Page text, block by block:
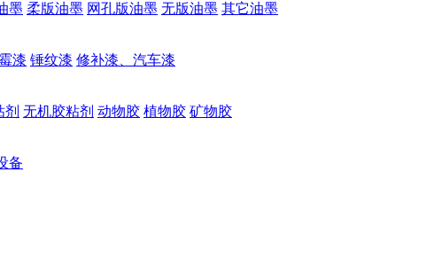
墨 柔版油墨 网孔版油墨 无版油墨 其它油墨
漆 锤纹漆 修补漆、汽车漆
剂 无机胶粘剂 动物胶 植物胶 矿物胶
备